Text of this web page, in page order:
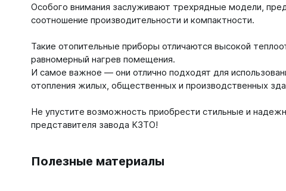
Особого внимания заслуживают трехрядные модели,
соотношение производительности и компактности.
Такие отопительные приборы отличаются высокой
равномерный нагрев помещения.
И самое важное — они отлично подходят для
отопления жилых, общественных и производственных
Не упустите возможность приобрести стильные и
представителя завода КЗТО!
Полезные материалы